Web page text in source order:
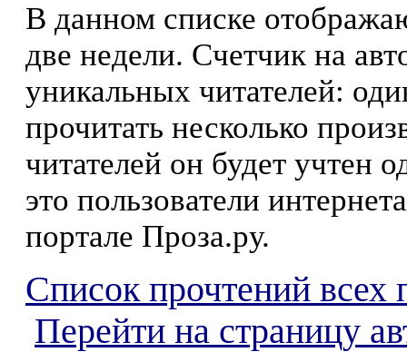
В данном списке
две недели. Счетчик на
уникальных читателей:
прочитать несколько
читателей он будет учтен
это пользователи
портале Проза.ру.
Список прочтений всех
Перейти на страницу